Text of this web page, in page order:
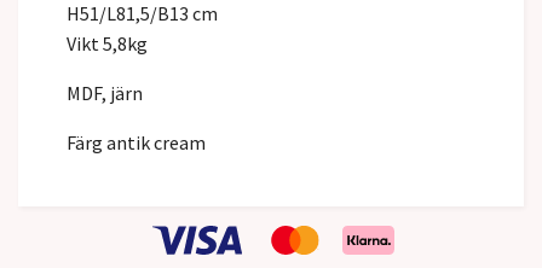
H51/L81,5/B13 cm
Vikt 5,8kg
MDF, järn
Färg antik cream